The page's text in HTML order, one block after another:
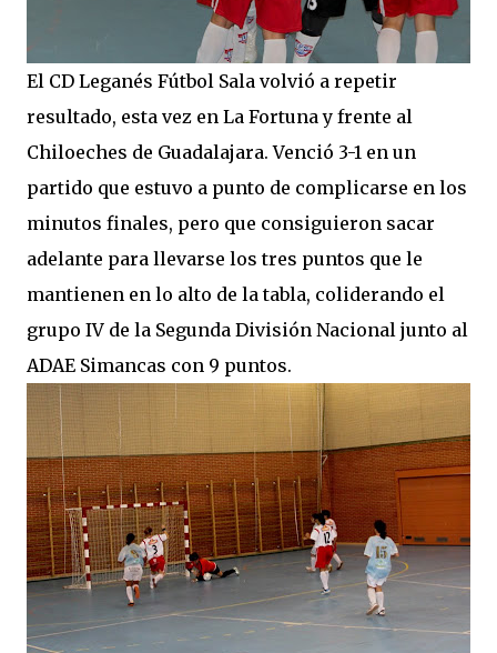
El CD Leganés Fútbol Sala volvió a repetir
resultado, esta vez en La Fortuna y frente al
Chiloeches de Guadalajara. Venció 3-1 en un
partido que estuvo a punto de complicarse en los
minutos finales, pero que consiguieron sacar
adelante para llevarse los tres puntos que le
mantienen en lo alto de la tabla, coliderando el
grupo IV de la Segunda División Nacional junto al
ADAE Simancas con 9 puntos.